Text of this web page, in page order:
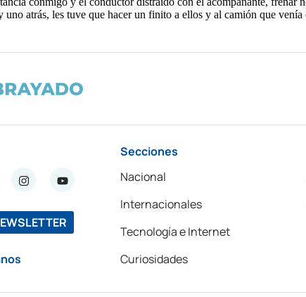
Secciones
Nacional
Internacionales
Tecnología e Internet
Curiosidades